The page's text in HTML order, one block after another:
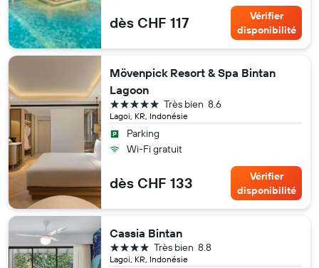
dès CHF 117
Vérifier
disponibilité
Mövenpick Resort & Spa Bintan
Lagoon
Lagoi, KR, Indonésie
8.6
Très bien
5 étoiles
Parking
Wi-Fi gratuit
dès CHF 133
Vérifier
disponibilité
Cassia Bintan
Lagoi, KR, Indonésie
8.8
Très bien
4 étoiles